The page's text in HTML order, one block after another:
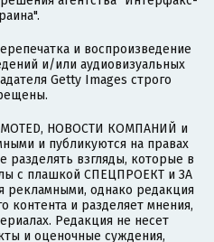
и воспроизведение
и/или аудиовизуальных
Getty Images строго
НОВОСТИ КОМПАНИЙ и
и публикуются на правах
взгляды, которые в
с плашкой СПЕЦПРОЕКТ и ЗА
однако редакция
контента и разделяет мнения,
Редакция не несет
и оценочные суждения,